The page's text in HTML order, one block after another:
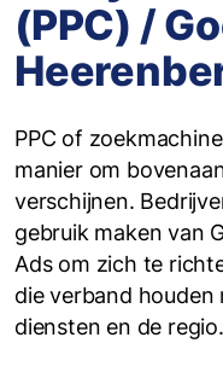
(PPC) /
PPC of
manier om
verschijnen.
gebruik maken van
Ads om zich te
die verband
diensten en de regio.